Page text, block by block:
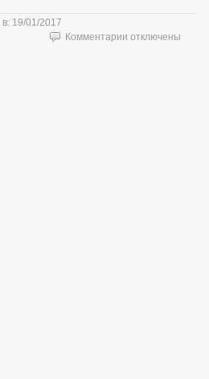
в: 19/01/2017
Комментарии котключены